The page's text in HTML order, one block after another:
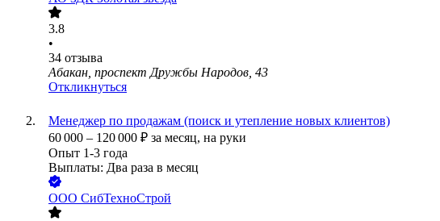
3.8
•
34 отзыва
Абакан, проспект Дружбы Народов, 43
Откликнуться
Менеджер по продажам (поиск и утепление новых клиентов)
60 000 – 120 000 ₽ за месяц, на руки
Опыт 1-3 года
Выплаты: Два раза в месяц
ООО СибТехноСтрой